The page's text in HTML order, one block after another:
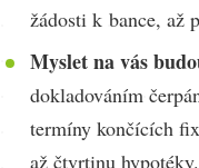
žádosti k bance, až
Myslet na vás
dokladováním
termíny končících
až čtvrtinu